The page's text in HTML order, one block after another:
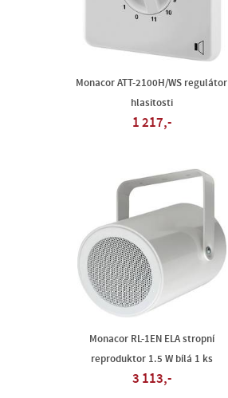
Monacor ATT-2100H/WS regulátor
hlasitosti
1 217,-
Monacor RL-1EN ELA stropní
reproduktor 1.5 W bílá 1 ks
3 113,-